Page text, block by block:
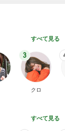
すべて見る
3
クロ
すべて見る